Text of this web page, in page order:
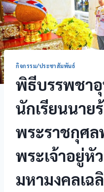
กิจกรรม/ประชาสัมพันธ์
พิธีบรรพชา
นักเรียนนาย
พระราชกุศล
พระเจ้าอยู่หั
มหามงคลเฉ